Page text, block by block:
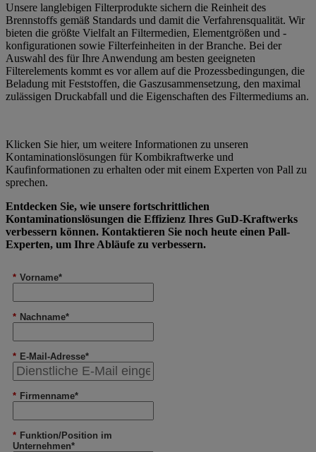
Unsere langlebigen Filterprodukte sichern die Reinheit des
Brennstoffs gemäß Standards und damit die Verfahrensqualität. Wir
bieten die größte Vielfalt an Filtermedien, Elementgrößen und -
konfigurationen sowie Filterfeinheiten in der Branche. Bei der
Auswahl des für Ihre Anwendung am besten geeigneten
Filterelements kommt es vor allem auf die Prozessbedingungen, die
Beladung mit Feststoffen, die Gaszusammensetzung, den maximal
zulässigen Druckabfall und die Eigenschaften des Filtermediums an.
Klicken Sie hier, um weitere Informationen zu unseren
Kontaminationslösungen für Kombikraftwerke und
Kaufinformationen zu erhalten oder mit einem Experten von Pall zu
sprechen.
Entdecken Sie, wie unsere fortschrittlichen
Kontaminationslösungen die Effizienz Ihres GuD-Kraftwerks
verbessern können. Kontaktieren Sie noch heute einen Pall-
Experten, um Ihre Abläufe zu verbessern.
* Vorname*
* Nachname*
* E-Mail-Adresse*
* Firmenname*
* Funktion/Position im
Unternehmen*